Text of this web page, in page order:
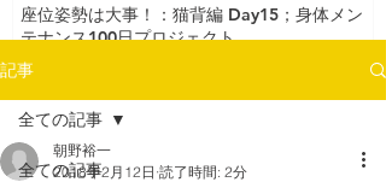
座位姿勢は大事！：猫背編 Day15；身体メン
テナンス100日プロジェクト
記事
全ての記事
全ての記事
朝野裕一
2018年2月12日 読了時間: 2分